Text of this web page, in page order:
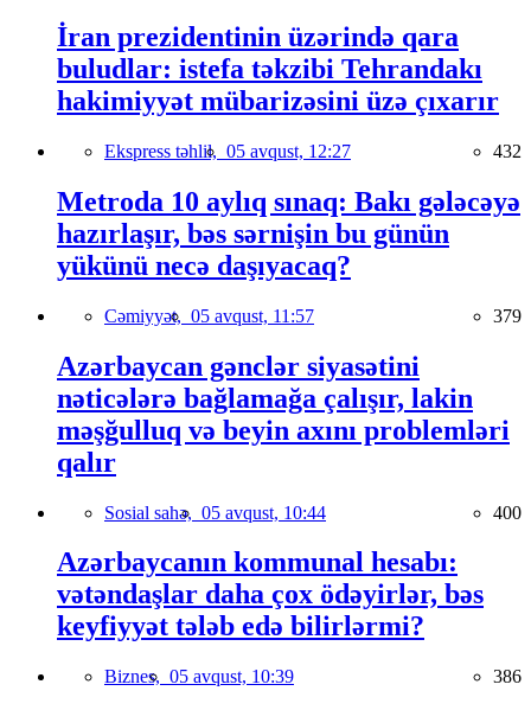
İran prezidentinin üzərində qara
buludlar: istefa təkzibi Tehrandakı
hakimiyyət mübarizəsini üzə çıxarır
Ekspress təhlil, 05 avqust, 12:27 432
Metroda 10 aylıq sınaq: Bakı gələcəyə
hazırlaşır, bəs sərnişin bu günün
yükünü necə daşıyacaq?
Cəmiyyət, 05 avqust, 11:57 379
Azərbaycan gənclər siyasətini
nəticələrə bağlamağa çalışır, lakin
məşğulluq və beyin axını problemləri
qalır
Sosial sahə, 05 avqust, 10:44 400
Azərbaycanın kommunal hesabı:
vətəndaşlar daha çox ödəyirlər, bəs
keyfiyyət tələb edə bilirlərmi?
Biznes, 05 avqust, 10:39 386